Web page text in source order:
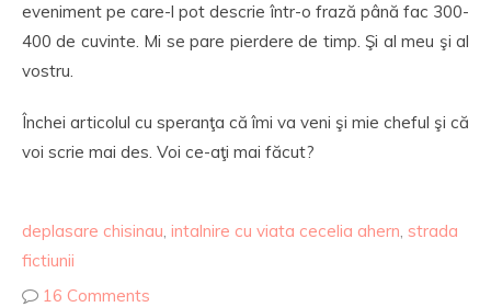
eveniment pe care-l pot descrie într-o frază până fac 300-
400 de cuvinte. Mi se pare pierdere de timp. Şi al meu şi al
vostru.
Închei articolul cu speranţa că îmi va veni şi mie cheful şi că
voi scrie mai des. Voi ce-aţi mai făcut?
deplasare chisinau, intalnire cu viata cecelia ahern, strada
fictiunii
16 Comments